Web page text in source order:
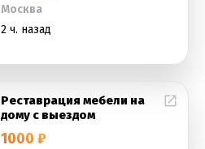
Москва
2 ч. назад
Реставрация мебели на
дому с выездом
1000 ₽